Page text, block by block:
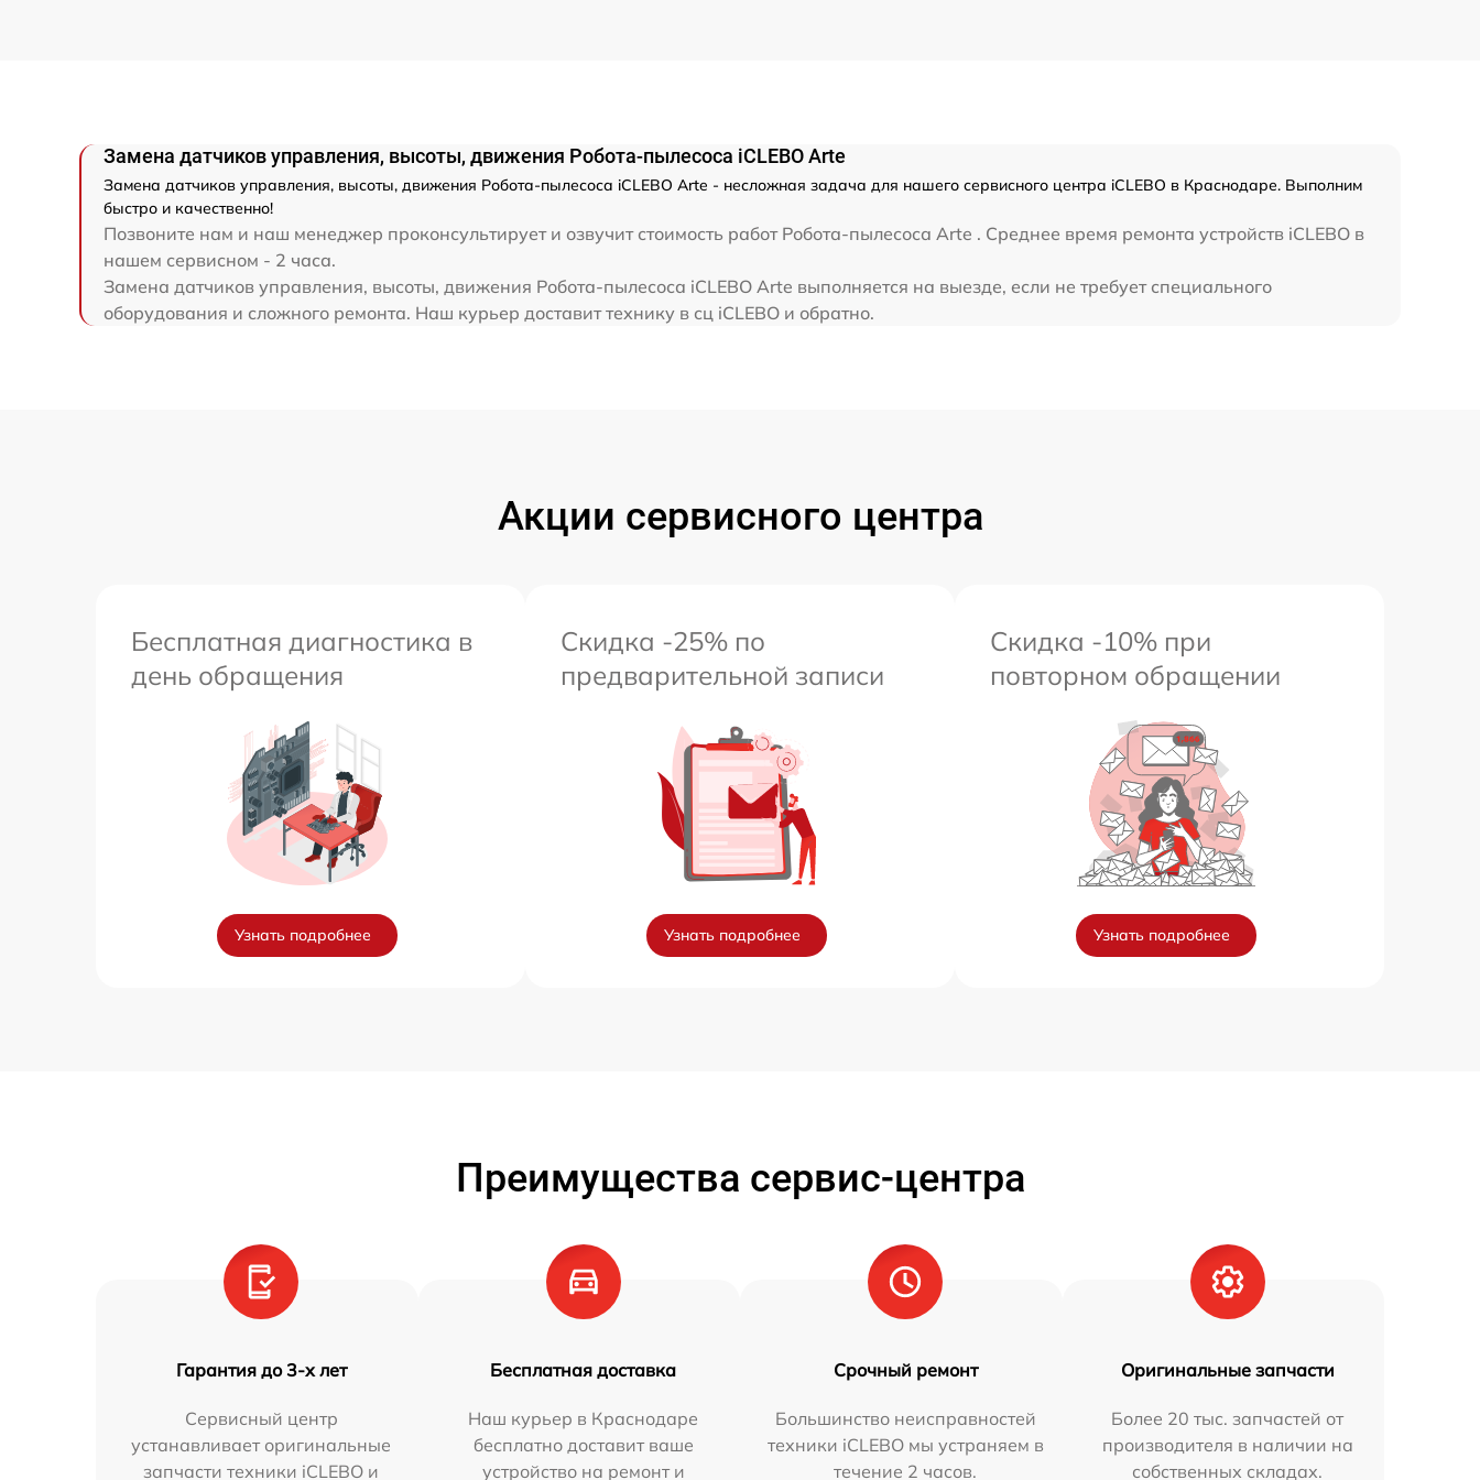
Замена датчиков управления, высоты, движения Робота-пылесоса iCLEBO Arte
Замена датчиков управления, высоты, движения Робота-пылесоса iCLEBO Arte - несложная задача для нашего сервисного центра iCLEBO в Краснодаре. Выполним
быстро и качественно!
Позвоните нам и наш менеджер проконсультирует и озвучит стоимость работ Робота-пылесоса Arte . Среднее время ремонта устройств iCLEBO в
нашем сервисном - 2 часа.
Замена датчиков управления, высоты, движения Робота-пылесоса iCLEBO Arte выполняется на выезде, если не требует специального
оборудования и сложного ремонта. Наш курьер доставит технику в сц iCLEBO и обратно.
Акции сервисного центра
Бесплатная диагностика в
день обращения
Узнать подробнее
Скидка -25% по
предварительной записи
Узнать подробнее
Скидка -10% при
повторном обращении
Узнать подробнее
Преимущества сервис-центра
Гарантия до 3-х лет
Сервисный центр
устанавливает оригинальные
запчасти техники iCLEBO и
Бесплатная доставка
Наш курьер в Краснодаре
бесплатно доставит ваше
устройство на ремонт и
Срочный ремонт
Большинство неисправностей
техники iCLEBO мы устраняем в
течение 2 часов.
Оригинальные запчасти
Более 20 тыс. запчастей от
производителя в наличии на
собственных складах.